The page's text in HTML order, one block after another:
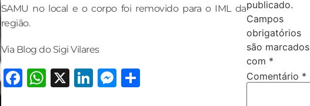
SAMU no local e o corpo foi removido para o IML da
região.
Via Blog do Sigi Vilares
Facebook
WhatsApp
X LinkedIn
Messenger
Share
publicado.
Campos
obrigatórios
são marcados
com *
Comentário *